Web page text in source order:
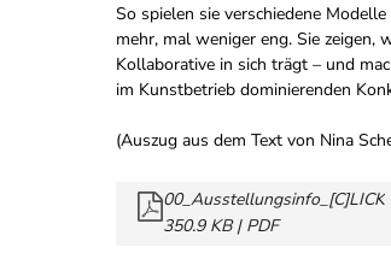
So spielen sie verschiedene
mehr, mal weniger eng. Sie zeigen,
Kollaborative in sich trägt – und
im Kunstbetrieb dominierenden
(Auszug aus dem Text von Nina
00_Ausstellungsinfo_[C]LICK
350.9 KB | PDF